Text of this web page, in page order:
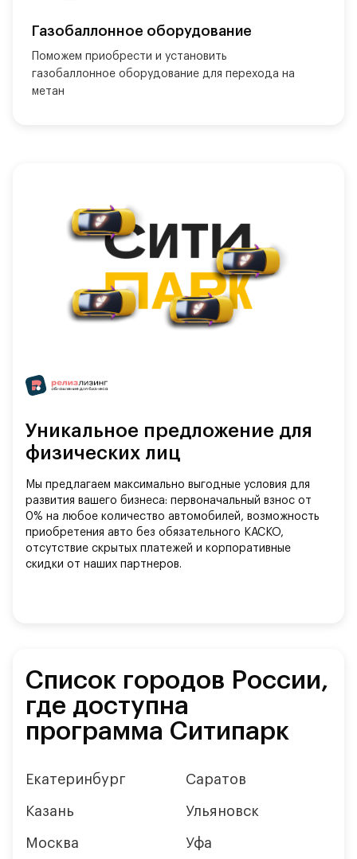
Газобаллонное оборудование
Поможем приобрести и установить
газобаллонное оборудование для перехода на
метан
Уникальное предложение для
физических лиц
Мы предлагаем максимально выгодные условия для
развития вашего бизнеса: первоначальный взнос от
0% на любое количество автомобилей, возможность
приобретения авто без обязательного КАСКО,
отсутствие скрытых платежей и корпоративные
скидки от наших партнеров.
Список городов России,
где доступна
программа Ситипарк
Екатеринбург
Казань
Москва
Саратов
Ульяновск
Уфа